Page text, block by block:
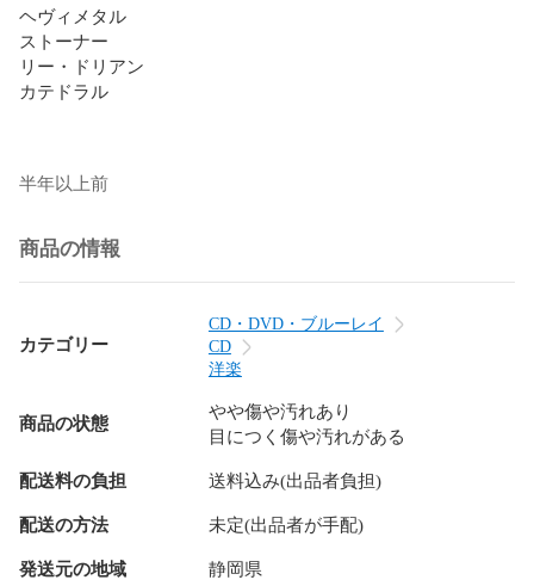
ヘヴィメタル
ストーナー
リー・ドリアン
カテドラル
半年以上前
商品の情報
カテゴリー
CD・DVD・ブルーレイ
CD
洋楽
商品の状態
やや傷や汚れあり
目につく傷や汚れがある
配送料の負担 送料込み(出品者負担)
配送の方法 未定(出品者が手配)
発送元の地域 静岡県